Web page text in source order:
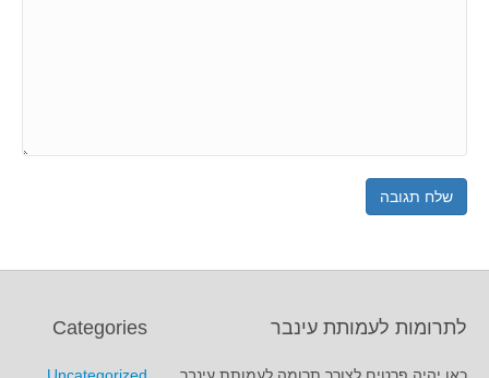
לתרומות לעמותת עינבר Categories